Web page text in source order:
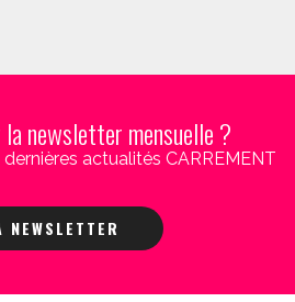
newsletter mensuelle ?
actualités CARREMENT